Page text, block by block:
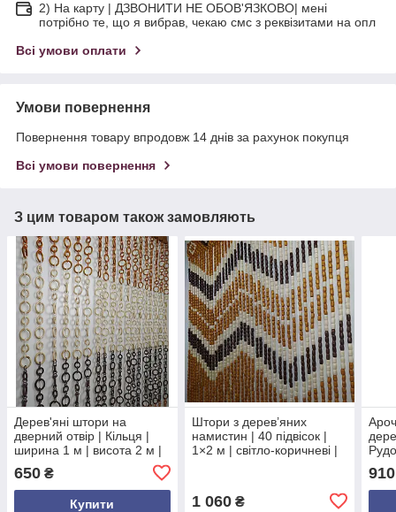
2) На карту | ДЗВОНИТИ НЕ ОБОВ'ЯЗКОВО| мені
потрібно те, що я вибрав, чекаю смс з реквізитами на опл
Всі умови оплати
Умови повернення
Повернення товару впродовж 14 днів за рахунок покупця
Всі умови повернення
З цим товаром також замовляють
Дерев'яні штори на
дверний отвір | Кільця |
ширина 1 м | висота 2 м |
різнокольорові
650 ₴
Купити
Штори з дерев’яних
намистин | 40 підвісок |
1×2 м | світло-коричневі |
1 060₴
910